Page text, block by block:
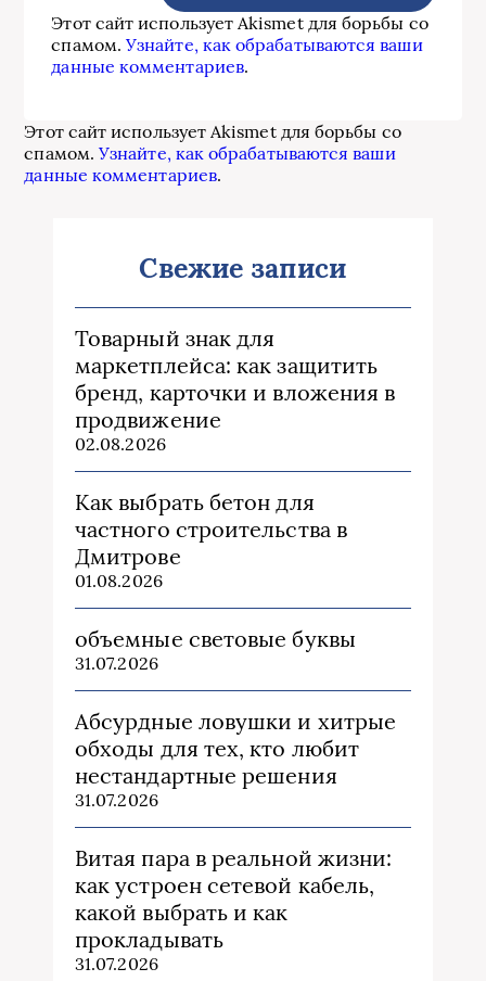
Этот сайт использует Akismet для борьбы со
спамом.Узнайте, как обрабатываются ваши
данные комментариев.
Этот сайт использует Akismet для борьбы со
спамом.Узнайте, как обрабатываются ваши
данные комментариев.
Свежие записи
Товарный знак для
маркетплейса: как защитить
бренд, карточки и вложения в
продвижение
02.08.2026
Как выбрать бетон для
частного строительства в
Дмитрове
01.08.2026
объемные световые буквы
31.07.2026
Абсурдные ловушки и хитрые
обходы для тех, кто любит
нестандартные решения
31.07.2026
Витая пара в реальной жизни:
как устроен сетевой кабель,
какой выбрать и как
прокладывать
31.07.2026